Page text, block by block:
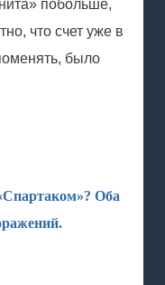
побольше,
что счет уже в
было
Оба